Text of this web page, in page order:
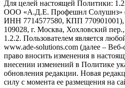
Для целей настоящей Политики:
ООО «А.Д.Е. Профешнл Солушнз»
ИНН 7714577580, КПП 770901001),
109028, г. Москва, Хохловский
1.2.2. Пользователем является
www.ade-solutions.com (далее –
право вносить изменения в
внесении изменений в Политике
обновления редакции. Новая
силу с момента ее размещения на